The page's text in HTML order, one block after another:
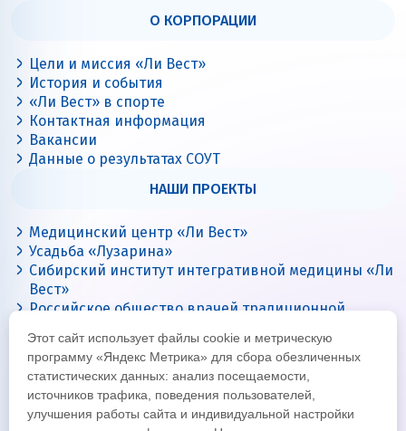
О КОРПОРАЦИИ
Цели и миссия «Ли Вест»
История и события
«Ли Вест» в спорте
Контактная информация
Вакансии
Данные о результатах СОУТ
НАШИ ПРОЕКТЫ
Медицинский центр «Ли Вест»
Усадьба «Лузарина»
Сибирский институт интегративной медицины «Ли
Вест»
Российское общество врачей традиционной
Цигун с Ли Вест
Этот сайт использует файлы cookie и метрическую
программу «Яндекс Метрика» для сбора обезличенных
статистических данных: анализ посещаемости,
источников трафика, поведения пользователей,
улучшения работы сайта и индивидуальной настройки